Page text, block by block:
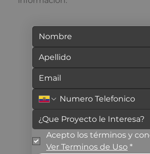
Ver Terminos de Uso *